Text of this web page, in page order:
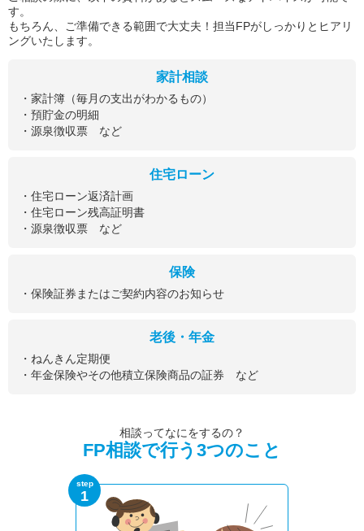
す。
もちろん、ご準備できる範囲で大丈夫！担当FPがしっかりとヒアリ
ングいたします。
家計相談
・家計簿（毎月の支出がわかるもの）
・預貯金の明細
・源泉徴収票 など
住宅ローン
・住宅ローン返済計画
・住宅ローン残高証明書
・源泉徴収票 など
保険
・保険証券またはご契約内容のお知らせ
老後・年金
・ねんきん定期便
・年金保険やその他積立保険商品の証券 など
相談ってなにをするの？
FP相談で行う3つのこと
step
1